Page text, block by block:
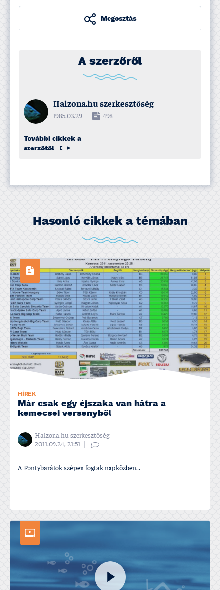
Megosztás
A szerzőről
Halzona.hu szerkesztőség
1985.03.29 498
További cikkek a
szerzőtől
Hasonló cikkek a témában
HÍREK
Már csak egy éjszaka van hátra a
kemecsei versenyből
Halzona.hu szerkesztőség
2011.09.24, 21:51
A Pontybarátok szépen fogtak napközben...